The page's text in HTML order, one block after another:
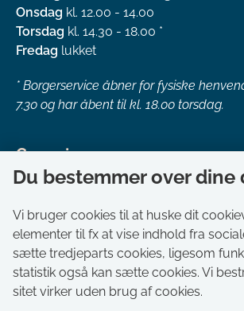
Onsdag kl. 12.00 - 14.00
Torsdag kl. 14.30 - 18.00 *
Fredag lukket
* Borgerservice åbner for fysiske
7.30 og har åbent til kl. 18.00 torsdag.
Genveje
Om kommunen
Aktuelt
Akut hjælp
Bestil tid i Borgerservice
Ledige stillinger
Du bestemmer over dine
Vi bruger cookies til at huske dit
elementer til fx at vise indhold fra
sætte tredjeparts cookies, ligesom
statistik også kan sætte cookies. Vi
sitet virker uden brug af cookies.